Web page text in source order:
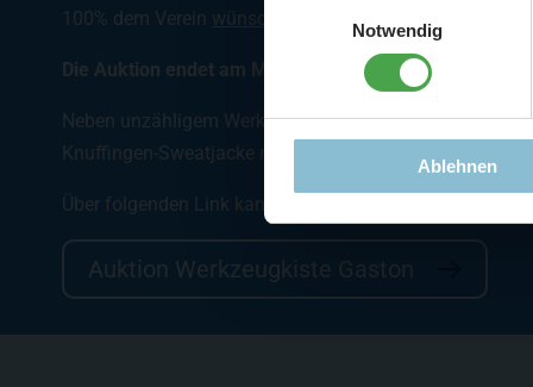
Notwendig
Ablehnen
100% dem Verein wünschdirwas e.V. zugute, den
Die Auktion endet am Montag, den 21. Juni 2021 um 20
Neben unzähligem Werkzeugen sind auch Unikate,
Knuffingen-Sweatjacke mit dabei.
Über folgenden Link kann eifrig mitgeboten werden:
Auktion Werkzeugkiste Gaston